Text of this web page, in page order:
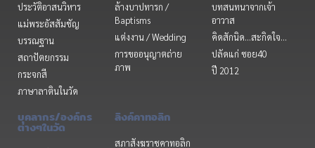
ประวัติอาสนวิหาร
แม่พระอัสสัมชัญ
บรรณฐาน
สถาปัตยกรรม
กระจกสี
ภาษาลาตินในวัด
ล้างบาปทารก /
Baptisms
แต่งงาน / Wedding
การขออนุญาตถ่าย
ภาพ
บทสนทนาจากเจ้า
อาวาส
คิดสักนิด...สะกิดใจ...
ปลัดแก่ ซอย40
ปี 2012
บุคลากร/องค์กร
ต่างๆในวัด
ลิงค์คาทอลิก
สภาสังฆราชคาทอลิก